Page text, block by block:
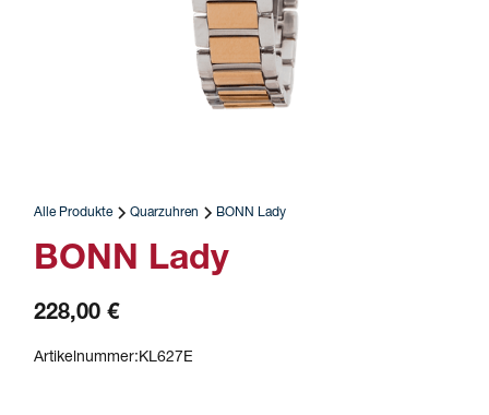
Alle Produkte Quarzuhren BONN Lady
BONN Lady
228,00 €
Artikelnummer:KL627E